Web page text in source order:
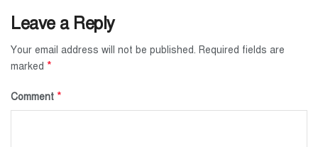
Leave a Reply
Your email address will not be published. Required fields are
marked *
Comment *